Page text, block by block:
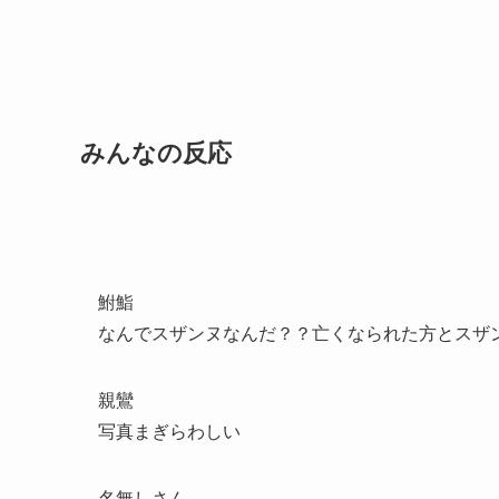
みんなの反応
鮒鮨
なんでスザンヌなんだ？？亡くなられた方とスザ
親鸞
写真まぎらわしい